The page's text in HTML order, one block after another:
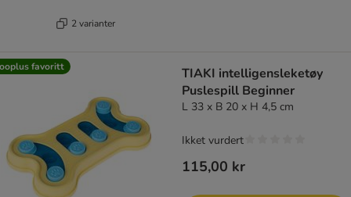
2 varianter
favoritt
TIAKI intelligensleketøy
Puslespill Beginner
L 33 x B 20 x H 4,5 cm
115,00 kr
Ikket vurdert